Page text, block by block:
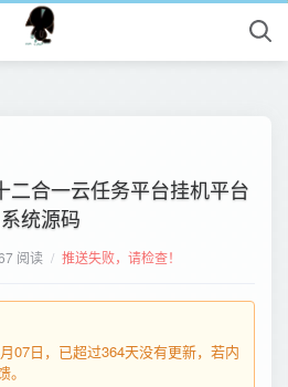
二合一云任务平台挂机平台
系统源码
阅读 / 推送失败，请检查！
07日，已超过364天没有更新，若内